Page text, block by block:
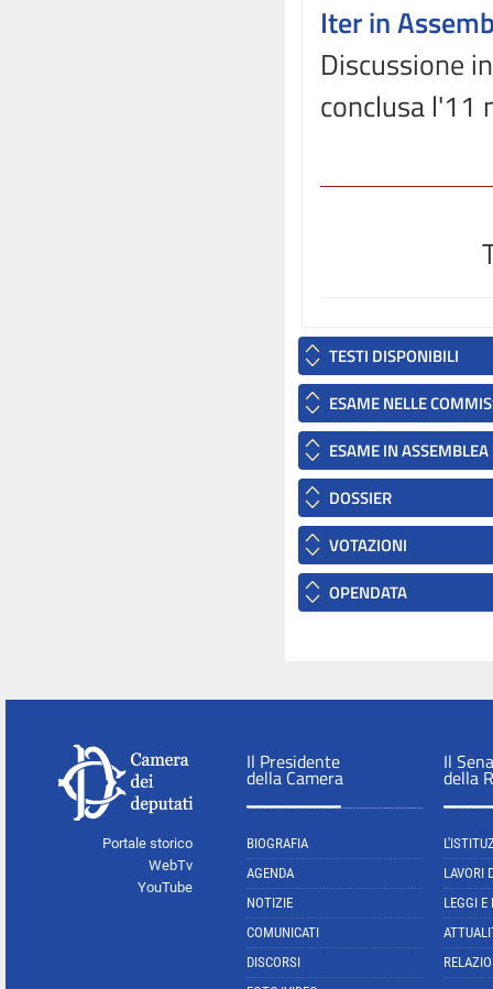
Iter in
Discussione
conclusa l'11
TESTI DISPONIBILI
ESAME NELLE
ESAME IN ASSEMBLEA
DOSSIER
VOTAZIONI
OPENDATA
Portale storico
WebTv
YouTube
Il Presidente
della Camera
BIOGRAFIA
AGENDA
NOTIZIE
COMUNICATI
DISCORSI
Il
della
LAVORI
LEGGI E